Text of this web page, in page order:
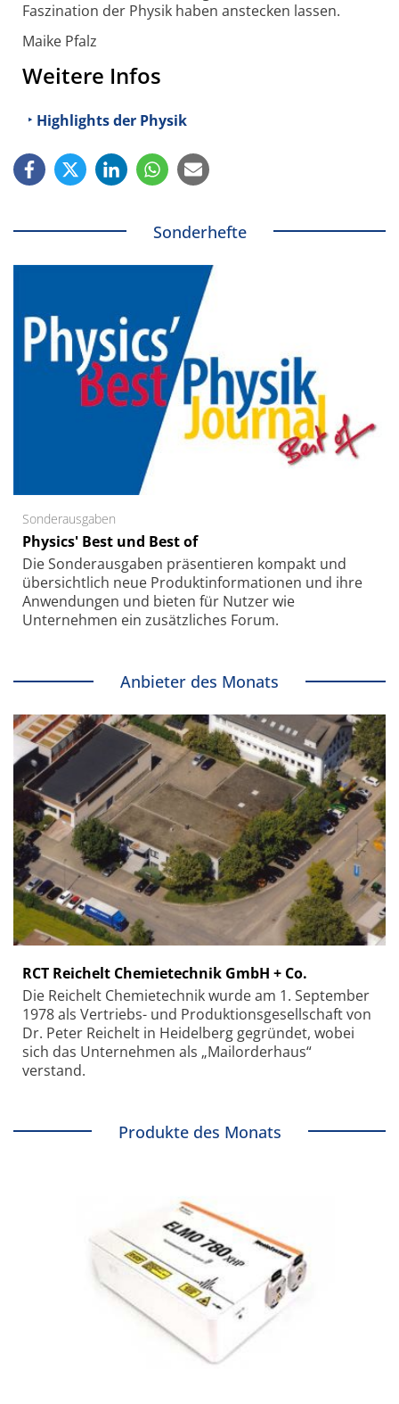
Faszination der Physik haben anstecken lassen.
Maike Pfalz
Weitere Infos
Highlights der Physik
Sonderhefte
Sonderausgaben
Physics' Best und Best of
Die Sonder­ausgaben präsentieren kompakt und
übersichtlich neue Produkt­informationen und ihre
Anwendungen und bieten für Nutzer wie
Unternehmen ein zusätzliches Forum.
Anbieter des Monats
RCT Reichelt Chemietechnik GmbH + Co.
Die Reichelt Chemietechnik wurde am 1. September
1978 als Vertriebs- und Produktionsgesellschaft von
Dr. Peter Reichelt in Heidelberg gegründet, wobei
sich das Unternehmen als „Mailorderhaus“
verstand.
Produkte des Monats